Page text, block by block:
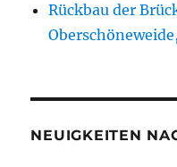
Rückbau der
NEUIGKEITEN